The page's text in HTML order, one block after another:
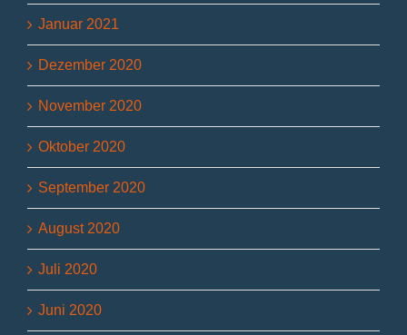
Januar 2021
Dezember 2020
November 2020
Oktober 2020
September 2020
August 2020
Juli 2020
Juni 2020